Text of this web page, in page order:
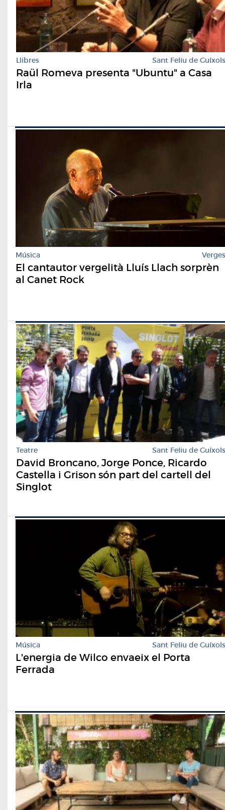
Llibres Sant Feliu de Guíxols
Raül Romeva presenta "Ubuntu" a Casa
Irla
Música Verges
El cantautor vergelità Lluís Llach sorprèn
al Canet Rock
Teatre Sant Feliu de Guíxols
David Broncano, Jorge Ponce, Ricardo
Castella i Grison són part del cartell del
Singlot
Música Sant Feliu de Guíxols
L'energia de Wilco envaeix el Porta
Ferrada